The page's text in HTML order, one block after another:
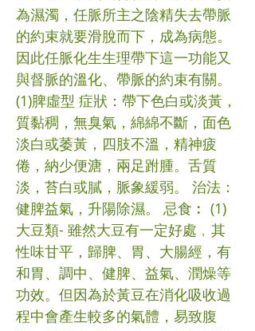
為濕濁，任脈所主之陰精失去帶脈
的約束就要滑脫而下，成為病態。
因此任脈化生生理帶下這一功能又
與督脈的溫化、帶脈的約束有關。
(1)脾虛型 症狀：帶下色白或淡黃，
質黏稠，無臭氣，綿綿不斷，面色
淡白或萎黃，四肢不溫，精神疲
倦，納少便溏，兩足跗腫。舌質
淡，苔白或膩，脈象緩弱。 治法：
健脾益氣，升陽除濕。 忌食︰ (1)
大豆類- 雖然大豆有一定好處﹐其
性味甘平，歸脾、胃、大腸經，有
和胃、調中、健脾、益氣、潤燥等
功效。但因為於黃豆在消化吸收過
程中會產生較多的氣體，易致腹